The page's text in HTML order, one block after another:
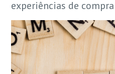
experiências de